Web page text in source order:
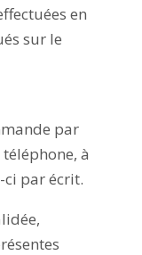
en
sur le
par
à
par écrit.